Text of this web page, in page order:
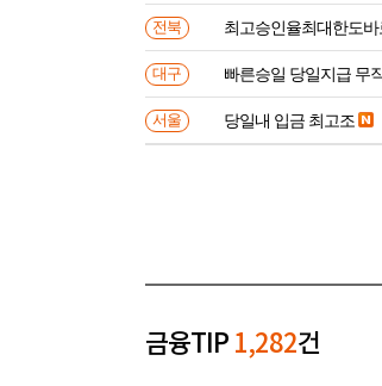
전북 최고승인율최대한도
대구 빠른승일 당일지급 무
서울 당일내 입금 최고조
금융TIP 1,282건